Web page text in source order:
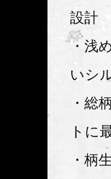
設計
・浅
いシ
・総
トに
・柄